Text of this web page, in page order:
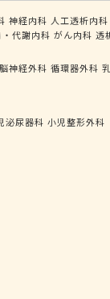
神経内科 人工透析内科
代謝内科 がん内科 透
脳神経外科 循環器外科
泌尿器科 小児整形外科